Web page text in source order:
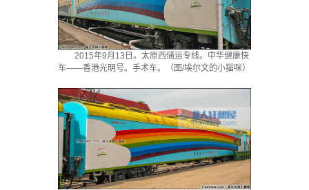
2015年9月13日。太原西储运专线。中华健康快
车——香港光明号。手术车。（图/埃尔文的小猫咪）